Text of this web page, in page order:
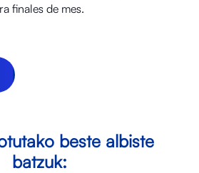
finales de mes.
beste albiste
batzuk: